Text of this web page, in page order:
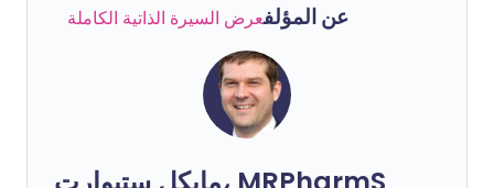
عن المؤلفعرض السيرة الذاتية الكاملة